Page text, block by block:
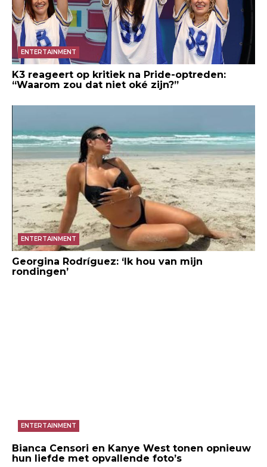
ENTERTAINMENT
K3 reageert op kritiek na Pride-optreden:
“Waarom zou dat niet oké zijn?”
ENTERTAINMENT
Georgina Rodríguez: ‘Ik hou van mijn
rondingen’
ENTERTAINMENT
Bianca Censori en Kanye West tonen opnieuw
hun liefde met opvallende foto’s